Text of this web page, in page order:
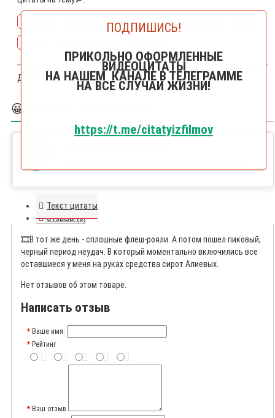
армия деньги
Другие цитаты из фильма ДМБ
😀 БОЛЬШЕ ЦИТАЙЛИКОВ
Текст цитаты
Отзывы (0)
🎞️В тот же день - сплошные флеш-рояли. А потом пошел пиковый,
черный период неудач. В который моментально включились все
оставшиеся у меня на руках средства сирот Алиевых.
Нет отзывов об этом товаре.
Написать отзыв
Ваше имя:
Рейтинг
Ваш отзыв
ПОДПИШИСЬ!
ПРИКОЛЬНО ОФОРМЛЕННЫЕ
ВИДЕОЦИТАТЫ
НА НАШЕМ КАНАЛЕ В ТЕЛЕГРАММЕ
НА ВСЕ СЛУЧАИ ЖИЗНИ!
https://t.me/citatyizfilmov